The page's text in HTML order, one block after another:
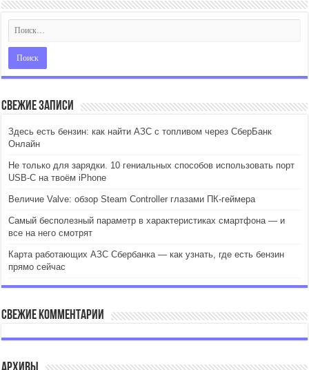
Свежие записи
Здесь есть бензин: как найти АЗС с топливом через СберБанк
Онлайн
Не только для зарядки. 10 гениальных способов использовать порт
USB-C на твоём iPhone
Величие Valve: обзор Steam Controller глазами ПК-геймера
Самый бесполезный параметр в характеристиках смартфона — и
все на него смотрят
Карта работающих АЗС Сбербанка — как узнать, где есть бензин
прямо сейчас
Свежие комментарии